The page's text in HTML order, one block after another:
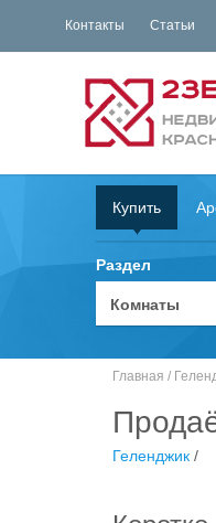
Контакты Статьи
Купить
Раздел
Главная /
Геленджик /